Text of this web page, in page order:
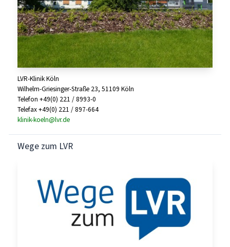
LVR-Klinik Köln
Wilhelm-Griesinger-Straße 23, 51109 Köln
Telefon +49(0) 221 / 8993-0
Telefax +49(0) 221 / 897-664
klinik-koeln@lvr.de
Wege zum LVR